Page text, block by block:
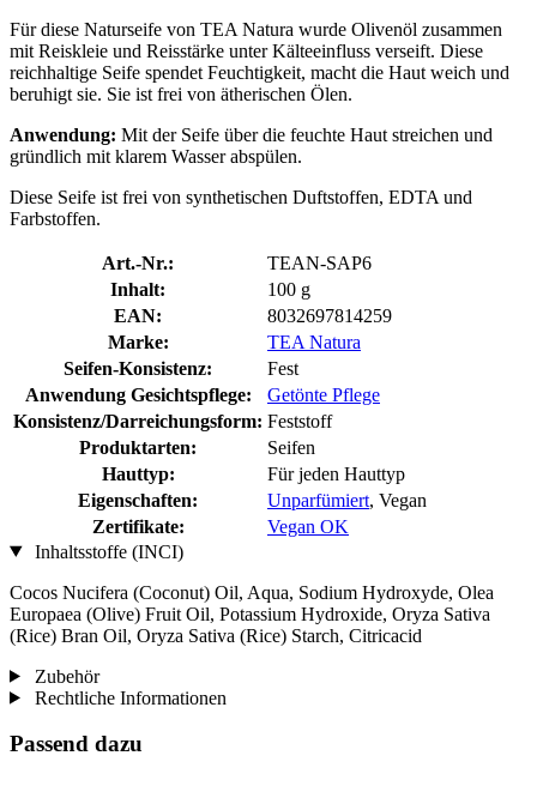
Für diese Naturseife von TEA Natura wurde Olivenöl zusammen
mit Reiskleie und Reisstärke unter Kälteeinfluss verseift. Diese
reichhaltige Seife spendet Feuchtigkeit, macht die Haut weich und
beruhigt sie. Sie ist frei von ätherischen Ölen.
Anwendung: Mit der Seife über die feuchte Haut streichen und
gründlich mit klarem Wasser abspülen.
Diese Seife ist frei von synthetischen Duftstoffen, EDTA und
Farbstoffen.
Art.-Nr.:
TEAN-SAP6
Inhalt:
100 g
EAN:
8032697814259
Marke:
TEA Natura
Seifen-Konsistenz:
Fest
Anwendung Gesichtspflege:
Getönte Pflege
Konsistenz/Darreichungsform: Feststoff
Produktarten:
Seifen
Hauttyp:
Für jeden Hauttyp
Eigenschaften:
Unparfümiert, Vegan
Zertifikate:
Vegan OK
Inhaltsstoffe (INCI)
Cocos Nucifera (Coconut) Oil, Aqua, Sodium Hydroxyde, Olea
Europaea (Olive) Fruit Oil, Potassium Hydroxide, Oryza Sativa
(Rice) Bran Oil, Oryza Sativa (Rice) Starch, Citricacid
Zubehör
Rechtliche Informationen
Passend dazu